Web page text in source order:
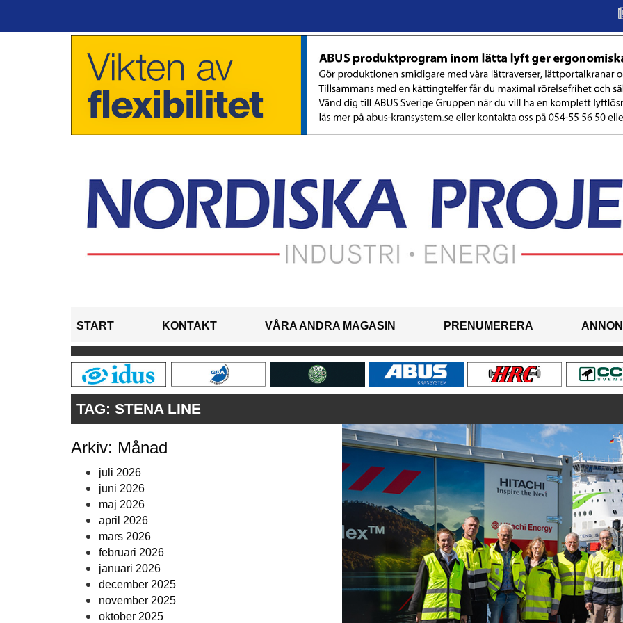
START KONTAKT VÅRA ANDRA MAGASIN PRENUMERERA
TAG: STENA LINE
Arkiv: Månad
juli 2026
juni 2026
maj 2026
april 2026
mars 2026
februari 2026
januari 2026
december 2025
november 2025
oktober 2025